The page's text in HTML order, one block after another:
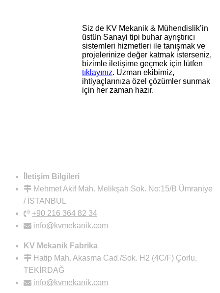
Siz de KV Mekanik & Mühendislik’in
üstün Sanayi tipi buhar ayrıştırıcı
sistemleri hizmetleri ile tanışmak ve
projelerinize değer katmak isterseniz,
bizimle iletişime geçmek için lütfen
tıklayınız. Uzman ekibimiz,
ihtiyaçlarınıza özel çözümler sunmak
için her zaman hazır.
İletişim Bilgileri
Mehmet Akif Mah. Melikşah Sok. No:15/B Ümraniye
/ İSTANBUL
+90 216 364 82 34
info@kvmekanik.com
KV Mekanik Fabrika
Hatip Mah. Akasma Cad./Sok. H2 (4C/F) Çorlu,
TEKİRDAĞ
info@kvmekanik.com